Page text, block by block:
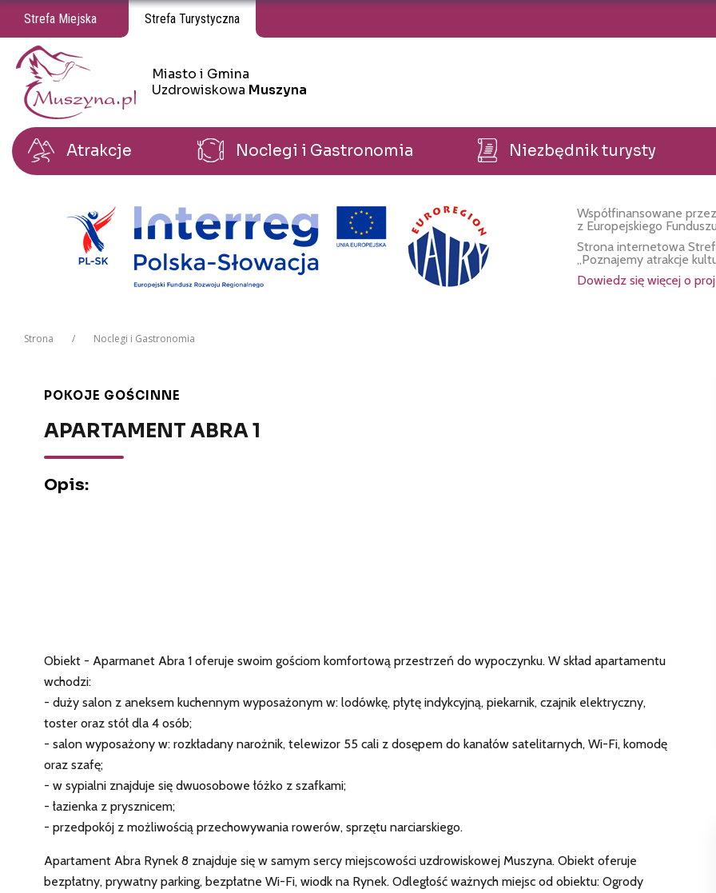
Strefa Miejska Strefa Turystyczna
Miasto i Gmina
Uzdrowiskowa Muszyna
Miasto i Gmina Uzdrowiskowa Muszyna
Atrakcje Noclegi i Gastronomia Niezbędnik turysty
Współfinansowane
z Europejskiego
Strona internetowa
„Poznajemy atrakcje
Dowiedz się więcej o
Strona Noclegi i Gastronomia
POKOJE GOŚCINNE
APARTAMENT ABRA 1
Opis:
Obiekt - Aparmanet Abra 1 oferuje swoim gościom komfortową przestrzeń do wypoczynku. W skład apartamentu
wchodzi:
- duży salon z aneksem kuchennym wyposażonym w: lodówkę, płytę indykcyjną, piekarnik, czajnik elektryczny,
toster oraz stół dla 4 osób;
- salon wyposażony w: rozkładany narożnik, telewizor 55 cali z dosępem do kanałów satelitarnych, Wi-Fi, komodę
oraz szafę;
- w sypialni znajduje się dwuosobowe łóżko z szafkami;
- łazienka z prysznicem;
- przedpokój z możliwością przechowywania rowerów, sprzętu narciarskiego.
Apartament Abra Rynek 8 znajduje się w samym sercy miejscowości uzdrowiskowej Muszyna. Obiekt oferuje
bezpłatny, prywatny parking, bezpłatne Wi-Fi, wiodk na Rynek. Odległość ważnych miejsc od obiektu: Ogrody